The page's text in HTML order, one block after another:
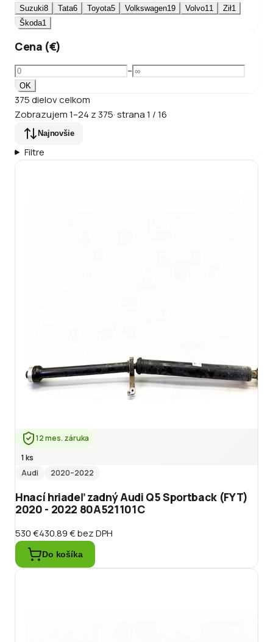
Suzuki8 Tata6 Toyota5 Volkswagen19 Volvo11 Ził1
Škoda1
Cena (€)
–
OK
375dielovcelkom
Zobrazujem1–24 z 375·strana1 /16
Najnovšie
Filtre
12 mes. záruka
1 ks
Audi
2020–2022
Hnací hriadeľ zadný Audi Q5 Sportback (FYT)
2020 - 2022 80A521101C
530 €430.89 €bez DPH
Do košíka